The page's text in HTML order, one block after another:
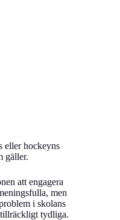
eller hockeyns
gäller.
att engagera
men
i skolans
tydliga.